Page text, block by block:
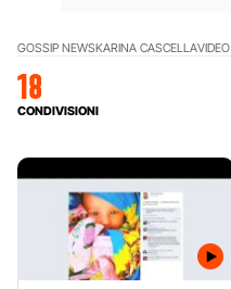
GOSSIP NEWSKARINA CASCELLAVIDEO
18
CONDIVISIONI